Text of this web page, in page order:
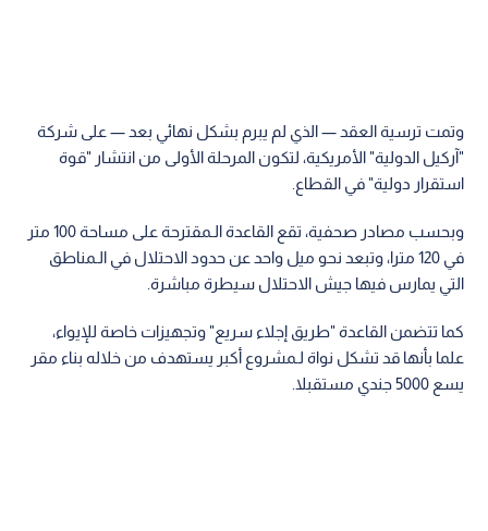
وتمت ترسية العقد — الذي لم يبرم بشكل نهائي بعد — على شركة
"آركيل الدولية" الأمريكية، لتكون المرحلة الأولى من انتشار "قوة
استقرار دولية" في القطاع.
وبحسب مصادر صحفية، تقع القاعدة الـمقترحة على مساحة 100 متر
في 120 مترا، وتبعد نحو ميل واحد عن حدود الاحتلال في الـمناطق
التي يمارس فيها جيش الاحتلال سيطرة مباشرة.
كما تتضمن القاعدة "طريق إجلاء سريع" وتجهيزات خاصة للإيواء،
علما بأنها قد تشكل نواة لـمشروع أكبر يستهدف من خلاله بناء مقر
يسع 5000 جندي مستقبلا.